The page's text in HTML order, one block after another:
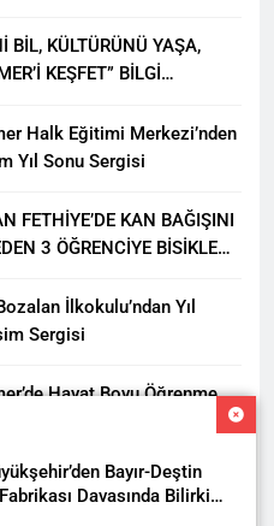
Bayır-Deştin
Davasında Bilirkişi
BİL, KÜLTÜRÜNÜ YAŞA,
KEŞFET” BİLGİ
Halk Eğitimi Merkezi’nden
Yıl Sonu Sergisi
FETHİYE’DE KAN BAĞIŞINI
3 ÖĞRENCİYE BİSİKLET
İlkokulu’ndan Yıl
Sergisi
Hayat Boyu Öğrenme
Sergisiyle Başladı
KENT PARK PROJESİ İÇİN
YETKİ VERİLDİ